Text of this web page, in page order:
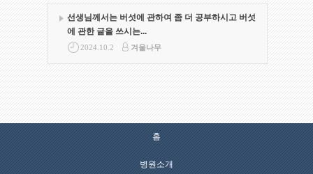
선생님께서는 버섯에 관하여 좀 더 공부하시고 버섯
에 관한 글을 쓰시는...
2024.10.2 겨울나무
홈
병원소개